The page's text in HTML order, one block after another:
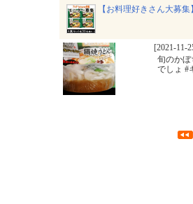
【お料理好きさん大募
[2021-11-
旬のかぼ
でしょ #